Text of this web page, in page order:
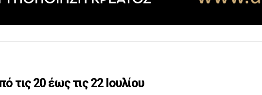
τις 20 έως τις 22 Ιουλίου